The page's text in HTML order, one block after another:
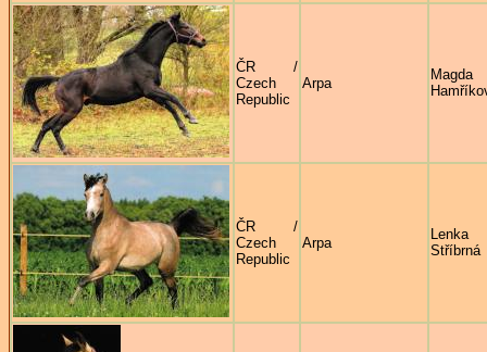
ČR /
Czech
Republic
Arpa
Magda
ČR /
Czech
Republic
Arpa
Lenka
Stříbrná